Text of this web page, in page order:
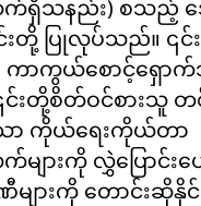
ရှိသနည်း) စသည့် ဒ
င်းတို့ ပြုလုပ်သည်။
ာကွယ်စောင့်ရှောက်
းတို့စိတ်ဝင်စားသူ တစ်
ကိုယ်ရေးကိုယ်တာ
ျားကို လွှဲပြောင်း
များကို တောင်းဆို